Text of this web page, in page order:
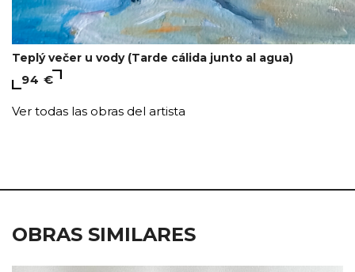
Teplý večer u vody (Tarde cálida junto al agua)
94 €
Ver todas las obras del artista
OBRAS SIMILARES